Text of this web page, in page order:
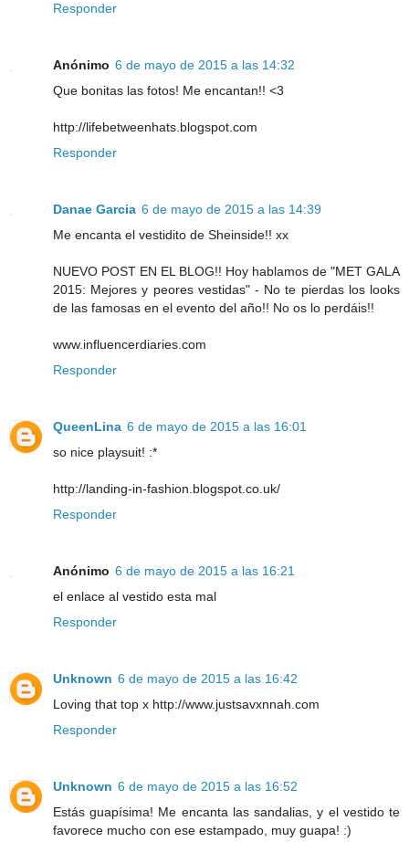
Responder
Anónimo 6 de mayo de 2015 a las 14:32
Que bonitas las fotos! Me encantan!! <3
http://lifebetweenhats.blogspot.com
Responder
Danae Garcia 6 de mayo de 2015 a las 14:39
Me encanta el vestidito de Sheinside!! xx
NUEVO POST EN EL BLOG!! Hoy hablamos de "MET GALA
2015: Mejores y peores vestidas" - No te pierdas los looks
de las famosas en el evento del año!! No os lo perdáis!!
www.influencerdiaries.com
Responder
QueenLina 6 de mayo de 2015 a las 16:01
so nice playsuit! :*
http://landing-in-fashion.blogspot.co.uk/
Responder
Anónimo 6 de mayo de 2015 a las 16:21
el enlace al vestido esta mal
Responder
Unknown 6 de mayo de 2015 a las 16:42
Loving that top x http://www.justsavxnnah.com
Responder
Unknown 6 de mayo de 2015 a las 16:52
Estás guapísima! Me encanta las sandalias, y el vestido te
favorece mucho con ese estampado, muy guapa! :)